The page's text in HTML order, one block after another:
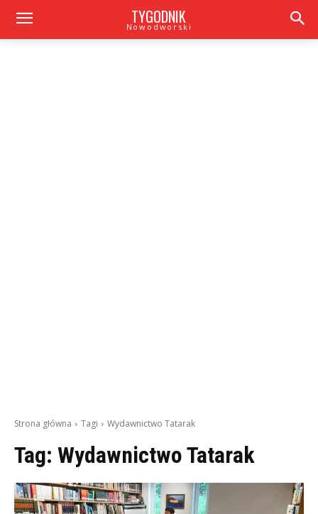
TYGODNIK
Nowodworski
Strona główna Tagi Wydawnictwo Tatarak
Tag: Wydawnictwo Tatarak